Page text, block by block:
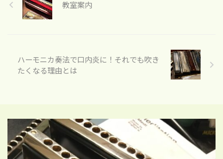
教室案内
ハーモニカ奏法で口内炎に！それでも吹き
たくなる理由とは